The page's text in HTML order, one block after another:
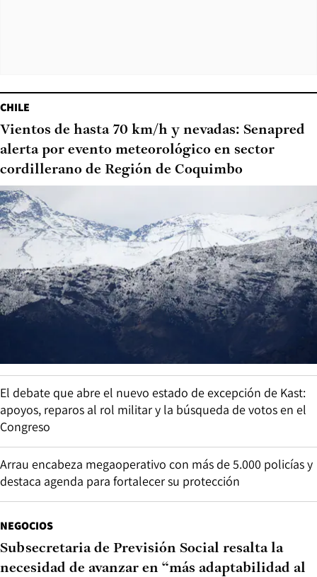
CHILE
Vientos de hasta 70 km/h y nevadas: Senapred
alerta por evento meteorológico en sector
cordillerano de Región de Coquimbo
El debate que abre el nuevo estado de excepción de Kast:
apoyos, reparos al rol militar y la búsqueda de votos en el
Congreso
Arrau encabeza megaoperativo con más de 5.000 policías y
destaca agenda para fortalecer su protección
NEGOCIOS
Subsecretaria de Previsión Social resalta la
necesidad de avanzar en “más adaptabilidad al